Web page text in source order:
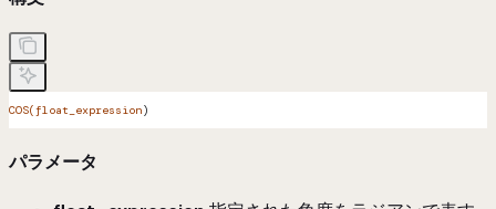
COS(float_expression)
パラメータ